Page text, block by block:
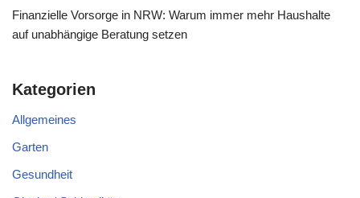
Finanzielle Vorsorge in NRW: Warum immer mehr Haushalte
auf unabhängige Beratung setzen
Kategorien
Allgemeines
Garten
Gesundheit